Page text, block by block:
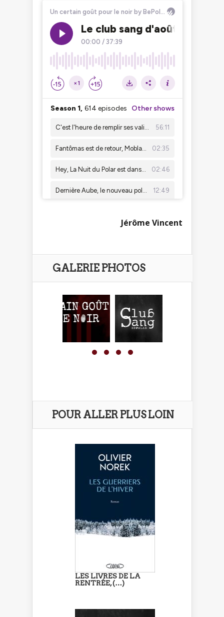
Jérôme Vincent
GALERIE PHOTOS
POUR ALLER PLUS LOIN
LES LIVRES DE LA
RENTRÉE, (…)